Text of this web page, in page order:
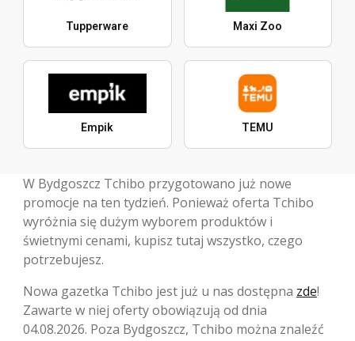
Tupperware Maxi Zoo
Empik TEMU
W Bydgoszcz Tchibo przygotowano już nowe
promocje na ten tydzień. Ponieważ oferta Tchibo
wyróżnia się dużym wyborem produktów i
świetnymi cenami, kupisz tutaj wszystko, czego
potrzebujesz.
Nowa gazetka Tchibo jest już u nas dostępna zde!
Zawarte w niej oferty obowiązują od dnia
04.08.2026. Poza Bydgoszcz, Tchibo można znaleźć